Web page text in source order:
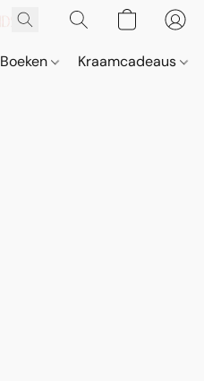
Boeken Kraamcadeaus